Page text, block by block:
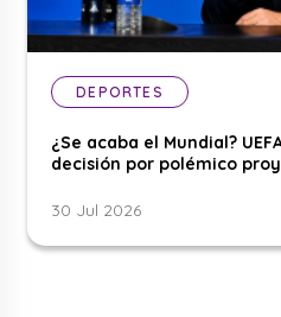
DEPORTES
¿Se acaba el Mundial?
decisión por polémico
30 Jul 2026